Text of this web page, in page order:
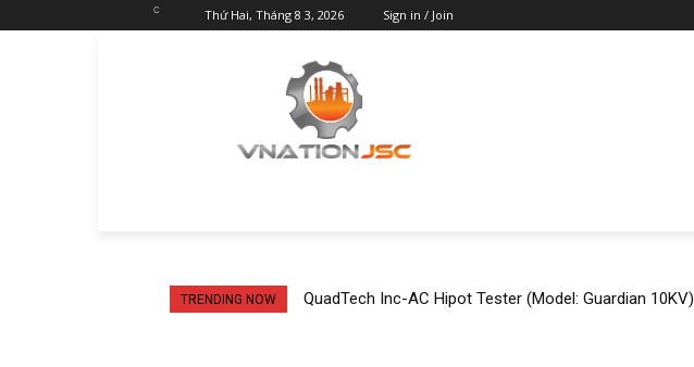
C Thứ Hai, Tháng 8 3, 2026 Sign in / Join
TRENDING NOW QuadTech Inc-AC Hipot Tester (Model: Guardian 10KV)